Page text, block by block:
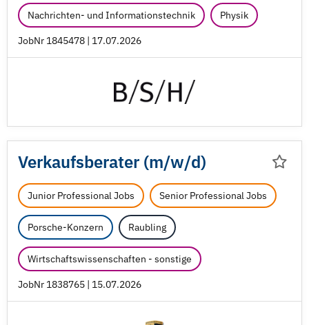
Nachrichten- und Informationstechnik Physik
JobNr 1845478 | 17.07.2026
Verkaufsberater (m/w/d)
Junior Professional Jobs Senior Professional Jobs
Porsche-Konzern Raubling
Wirtschaftswissenschaften - sonstige
JobNr 1838765 | 15.07.2026